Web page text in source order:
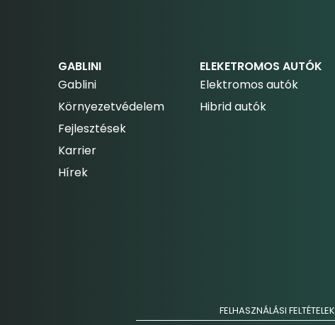
GABLINI
Gablini
Környezetvédelem
Fejlesztések
Karrier
Hírek
ELEKETROMOS AUTÓK
Elektromos autók
Hibrid autók
FELHASZNÁLÁSI FELTÉTELEK